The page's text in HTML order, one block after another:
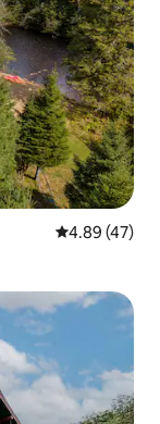
平均评分
4.89 (47)